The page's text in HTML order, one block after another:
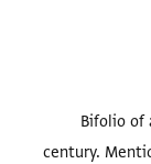
Bifolio of
century.